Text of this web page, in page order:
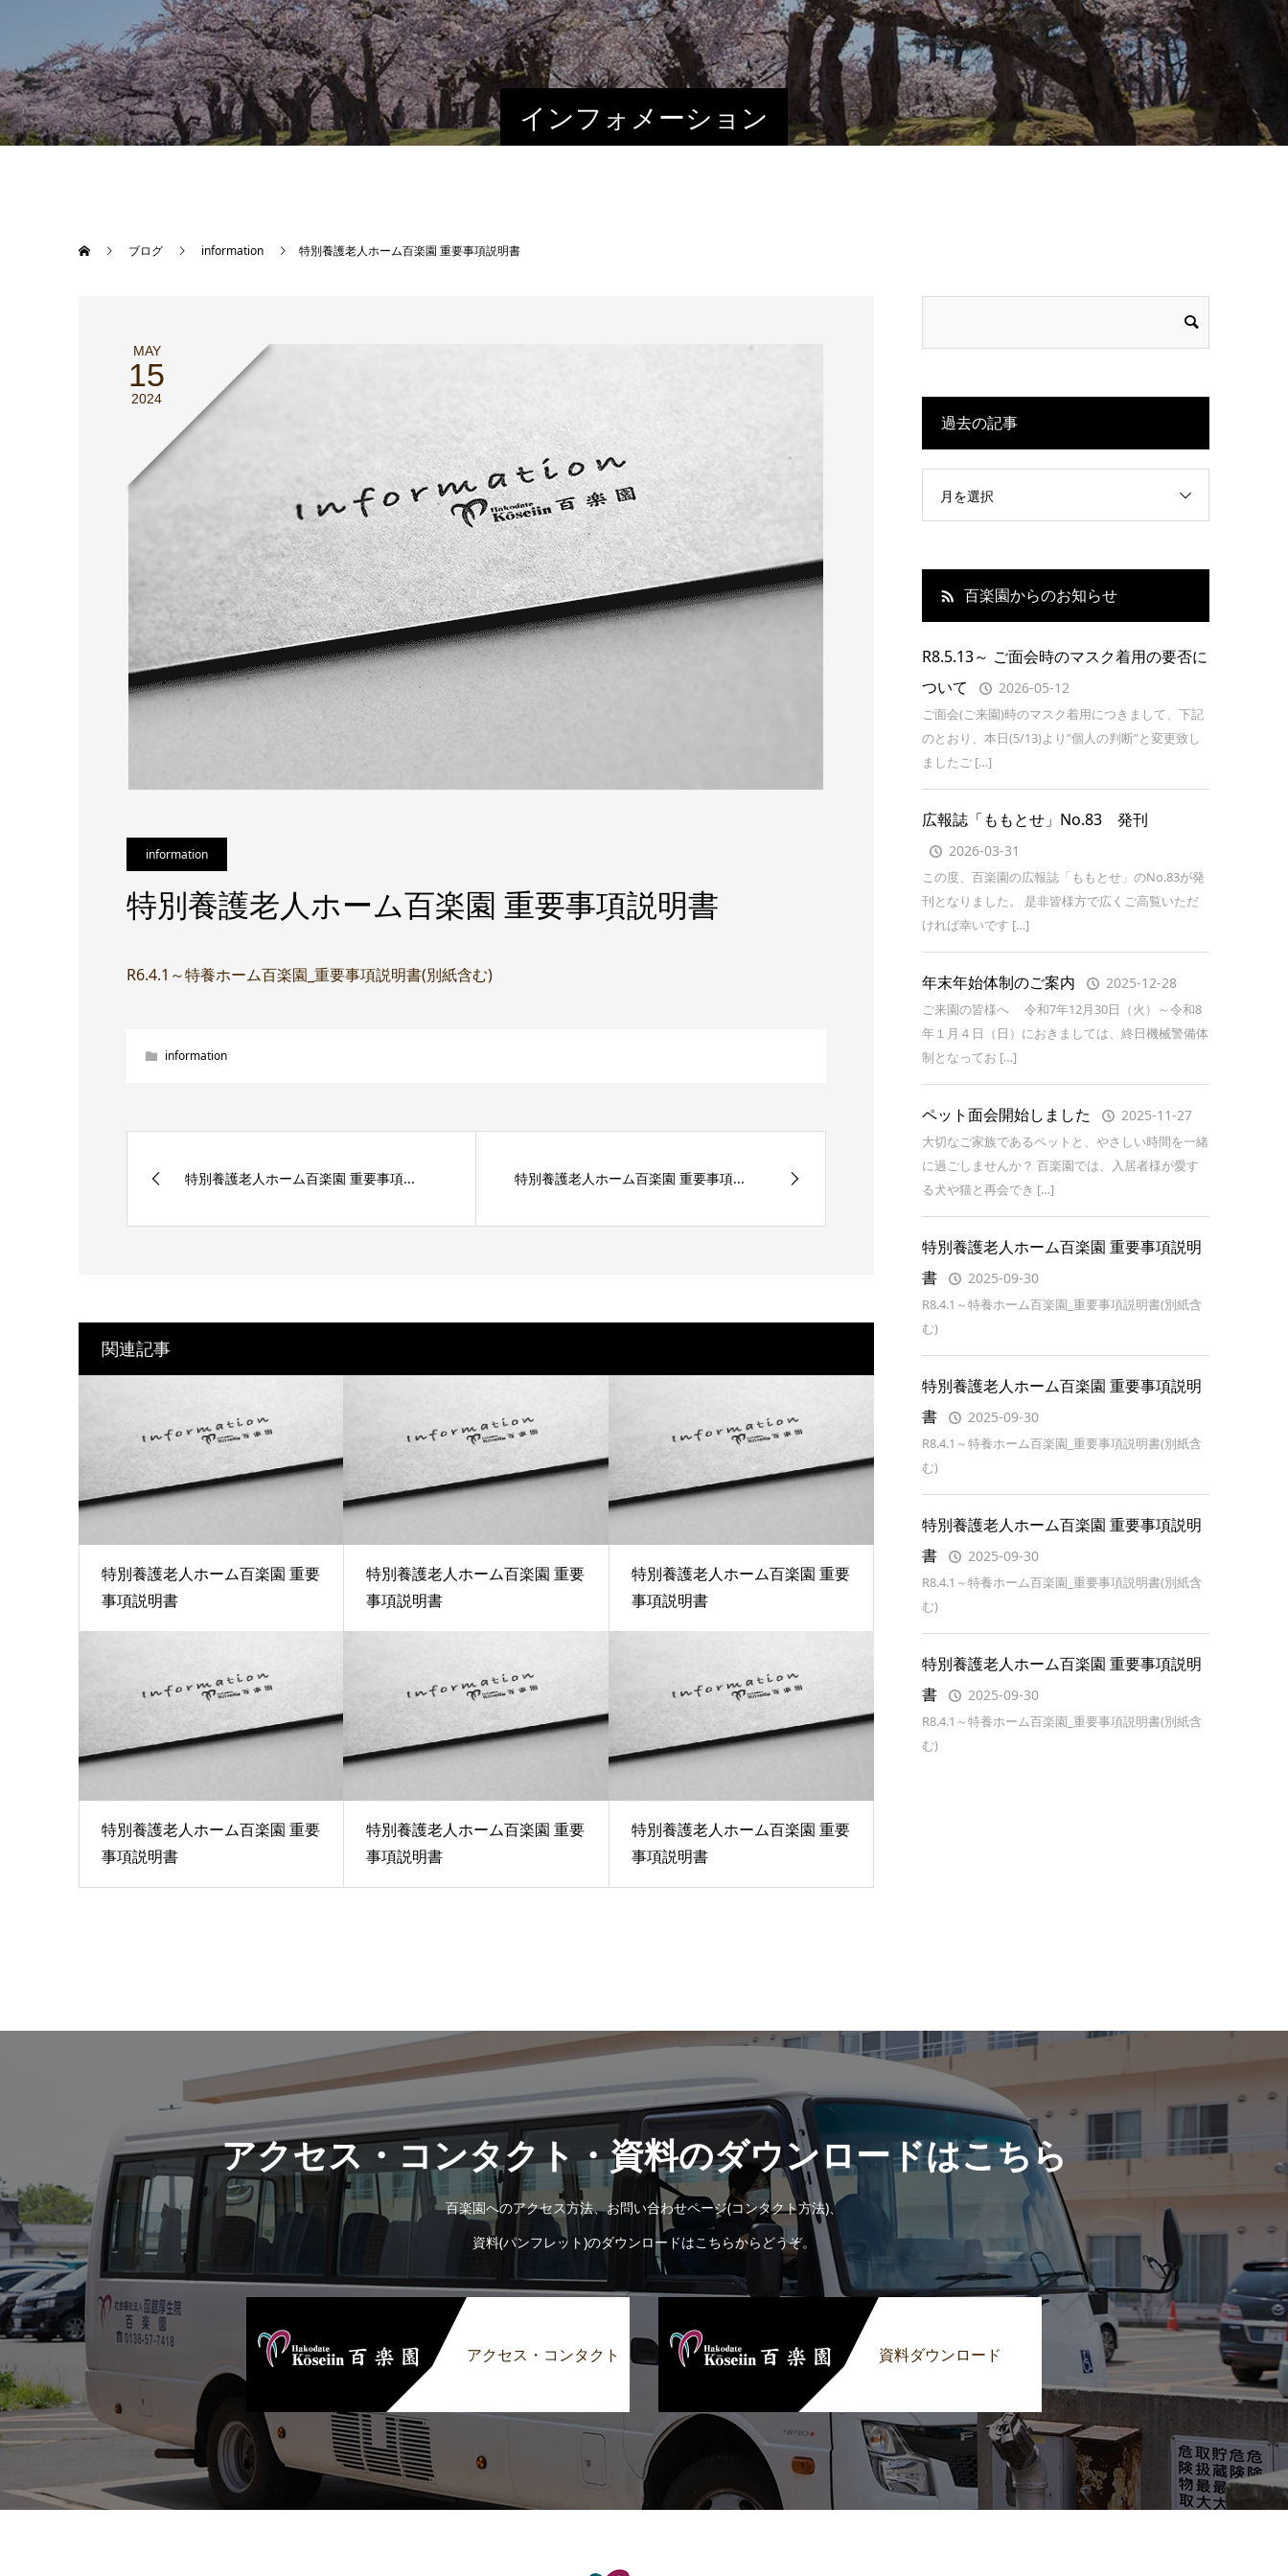
インフォメーション
ブログ information 特別養護老人ホーム百楽園 重要事項説明書
MAY
15
2024
information
特別養護老人ホーム百楽園 重要事項説明書
R6.4.1～特養ホーム百楽園_重要事項説明書(別紙含む)
information
特別養護老人ホーム百楽園 重要事項... 特別養護老人ホーム百楽園 重要事項...
関連記事
特別養護老人ホーム百楽園 重要
事項説明書
特別養護老人ホーム百楽園 重要
事項説明書
特別養護老人ホーム百楽園 重要
事項説明書
特別養護老人ホーム百楽園 重要
事項説明書
特別養護老人ホーム百楽園 重要
事項説明書
特別養護老人ホーム百楽園 重要
事項説明書
過去の記事
月を選択
百楽園からのお知らせ
R8.5.13～ ご面会時のマスク着用の要否に
ついて
2026-05-12
ご面会(ご来園)時のマスク着用につきまして、下記
のとおり、本日(5/13)より”個人の判断”と変更致し
ましたご […]
広報誌「ももとせ」No.83 発刊
2026-03-31
この度、百楽園の広報誌「ももとせ」のNo.83が発
刊となりました。 是非皆様方で広くご高覧いただ
ければ幸いです […]
年末年始体制のご案内 2025-12-28
ご来園の皆様へ 令和7年12月30日（火）～令和8
年１月４日（日）におきましては、終日機械警備体
制となってお […]
ペット面会開始しました 2025-11-27
大切なご家族であるペットと、やさしい時間を一緒
に過ごしませんか？ 百楽園では、入居者様が愛す
る犬や猫と再会でき […]
特別養護老人ホーム百楽園 重要事項説明
書
2025-09-30
R8.4.1～特養ホーム百楽園_重要事項説明書(別紙含
む)
特別養護老人ホーム百楽園 重要事項説明
書
2025-09-30
R8.4.1～特養ホーム百楽園_重要事項説明書(別紙含
む)
特別養護老人ホーム百楽園 重要事項説明
書
2025-09-30
R8.4.1～特養ホーム百楽園_重要事項説明書(別紙含
む)
特別養護老人ホーム百楽園 重要事項説明
書
2025-09-30
R8.4.1～特養ホーム百楽園_重要事項説明書(別紙含
む)
アクセス・コンタクト・資料のダウンロードはこちら
百楽園へのアクセス方法、お問い合わせページ(コンタクト方法)、
資料(パンフレット)のダウンロードはこちらからどうぞ。
アクセス・コンタクト 資料ダウンロード